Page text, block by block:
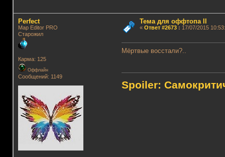
Perfect
Map Editor PRO
Старожил
Карма: 125
Оффлайн
Сообщений: 1149
Тема для оффтопа II
« Ответ #2673: 17/07/2015
Мёртвые восстали?..
Spoiler: